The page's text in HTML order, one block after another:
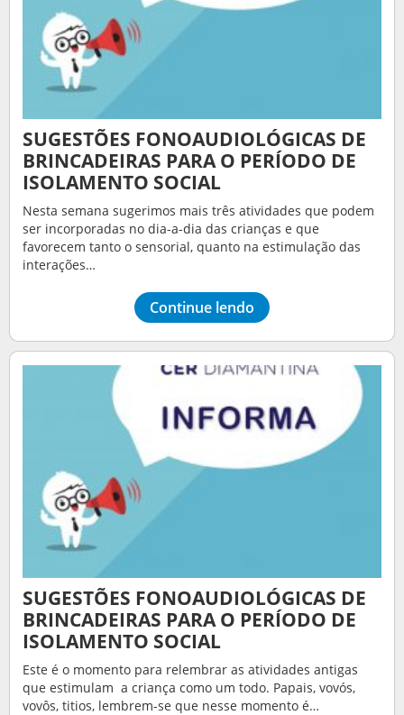
SUGESTÕES FONOAUDIOLÓGICAS DE
BRINCADEIRAS PARA O PERÍODO DE
ISOLAMENTO SOCIAL
Nesta semana sugerimos mais três atividades que podem
ser incorporadas no dia-a-dia das crianças e que
favorecem tanto o sensorial, quanto na estimulação das
interações…
Continue lendo
SUGESTÕES FONOAUDIOLÓGICAS DE
BRINCADEIRAS PARA O PERÍODO DE
ISOLAMENTO SOCIAL
Este é o momento para relembrar as atividades antigas
que estimulam a criança como um todo. Papais, vovós,
vovôs, titios, lembrem-se que nesse momento é…